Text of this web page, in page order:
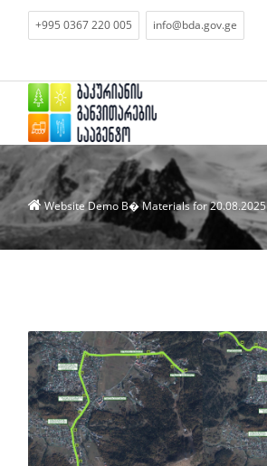
+995 0367 220 005 info@bda.gov.ge
Website DemoВ� Materials for 20.08.2025